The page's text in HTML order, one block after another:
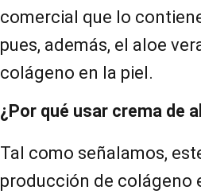
comercial que lo
pues, además, el aloe
colágeno en la piel.
¿Por qué usar crema de
Tal como señalamos,
producción de colágeno